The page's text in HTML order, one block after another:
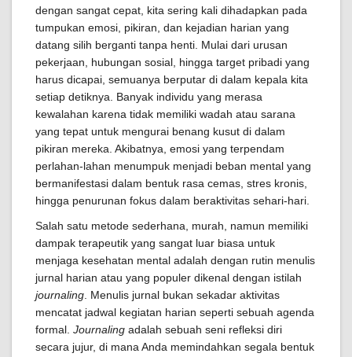
dengan sangat cepat, kita sering kali dihadapkan pada
tumpukan emosi, pikiran, dan kejadian harian yang
datang silih berganti tanpa henti. Mulai dari urusan
pekerjaan, hubungan sosial, hingga target pribadi yang
harus dicapai, semuanya berputar di dalam kepala kita
setiap detiknya. Banyak individu yang merasa
kewalahan karena tidak memiliki wadah atau sarana
yang tepat untuk mengurai benang kusut di dalam
pikiran mereka. Akibatnya, emosi yang terpendam
perlahan-lahan menumpuk menjadi beban mental yang
bermanifestasi dalam bentuk rasa cemas, stres kronis,
hingga penurunan fokus dalam beraktivitas sehari-hari.
Salah satu metode sederhana, murah, namun memiliki
dampak terapeutik yang sangat luar biasa untuk
menjaga kesehatan mental adalah dengan rutin menulis
jurnal harian atau yang populer dikenal dengan istilah
journaling . Menulis jurnal bukan sekadar aktivitas
mencatat jadwal kegiatan harian seperti sebuah agenda
formal. Journaling adalah sebuah seni refleksi diri
secara jujur, di mana Anda memindahkan segala bentuk